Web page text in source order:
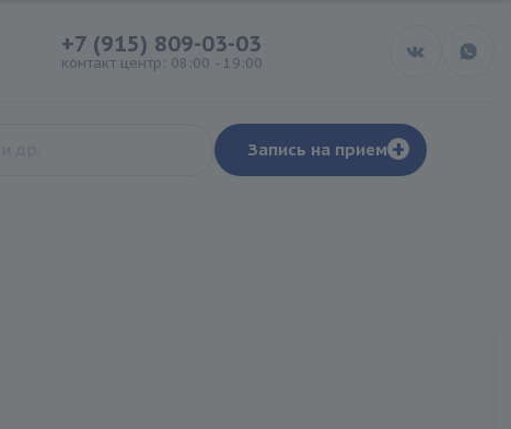
+7 (915) 809-03-03
контакт центр: 08:00 - 19:00
Запись на прием +